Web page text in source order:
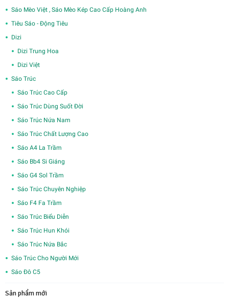
Sáo Mèo Việt , Sáo Mèo Kép Cao Cấp Hoàng Anh
Tiêu Sáo - Động Tiêu
Dizi
Dizi Trung Hoa
Dizi Việt
Sáo Trúc
Sáo Trúc Cao Cấp
Sáo Trúc Dùng Suốt Đời
Sáo Trúc Nứa Nam
Sáo Trúc Chất Lượng Cao
Sáo A4 La Trầm
Sáo Bb4 Si Giáng
Sáo G4 Sol Trầm
Sáo Trúc Chuyên Nghiệp
Sáo F4 Fa Trầm
Sáo Trúc Biểu Diễn
Sáo Trúc Hun Khói
Sáo Trúc Nứa Bắc
Sáo Trúc Cho Người Mới
Sáo Đô C5
Sản phẩm mới